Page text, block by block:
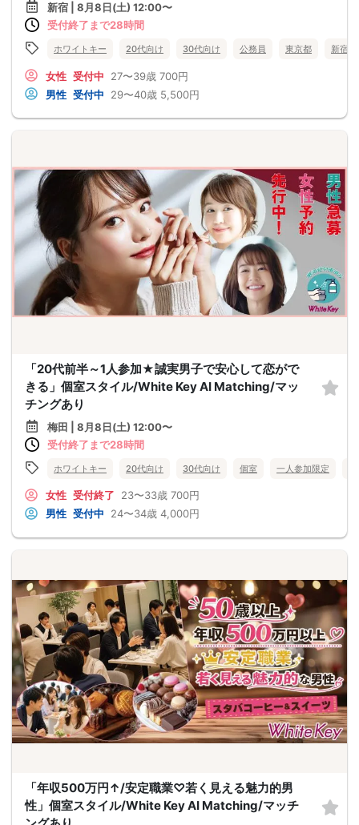
新宿 | 8月8日(土) 12:00〜
受付終了まで28時間
ホワイトキー 20代向け 30代向け 公務員 東京都 新宿
女性 受付中 27〜39歳 700円
男性 受付中 29〜40歳 5,500円
「20代前半～1人参加★誠実男子で安心して恋がで
きる」個室スタイル/White Key AI Matching/マッ
チングあり
梅田 | 8月8日(土) 12:00〜
受付終了まで28時間
ホワイトキー 20代向け 30代向け 個室 一人参加限定
女性 受付終了 23〜33歳 700円
男性 受付中 24〜34歳 4,000円
「年収500万円↑/安定職業♡若く見える魅力的男
性」個室スタイル/White Key AI Matching/マッチ